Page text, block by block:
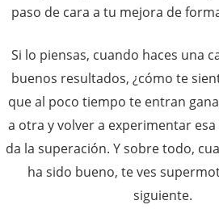
paso de cara a tu mejora de
Si lo piensas, cuando haces una
buenos resultados, ¿cómo te
que al poco tiempo te entran
a otra y volver a experimentar
da la superación. Y sobre todo,
ha sido bueno, te ves
siguiente.